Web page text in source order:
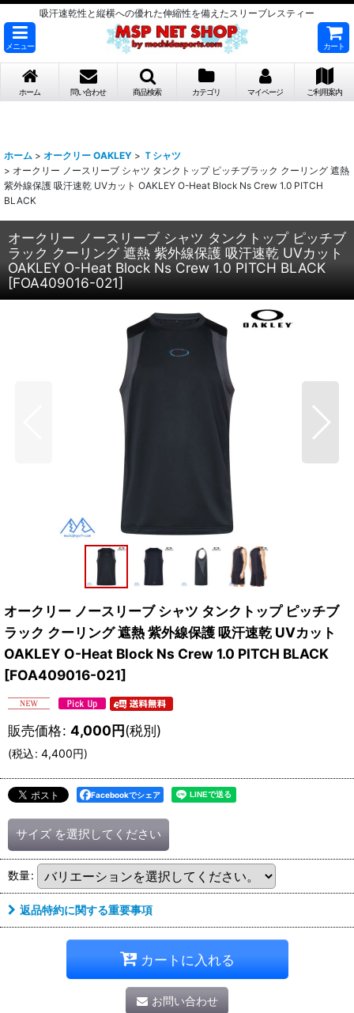
吸汗速乾性と縦横への優れた伸縮性を備えたスリーブレスティー
メニュー カート
ホーム 問い合わせ 商品検索 カテゴリ マイページ ご利用案内
ホーム > オークリー OAKLEY > Ｔシャツ
> オークリー ノースリーブ シャツ タンクトップ ピッチブラック クーリング 遮熱
紫外線保護 吸汗速乾 UVカット OAKLEY O-Heat Block Ns Crew 1.0 PITCH
BLACK
オークリー ノースリーブ シャツ タンクトップ ピッチブ
ラック クーリング 遮熱 紫外線保護 吸汗速乾 UVカット
OAKLEY O-Heat Block Ns Crew 1.0 PITCH BLACK
[FOA409016-021]
オークリー ノースリーブ シャツ タンクトップ ピッチブ
ラック クーリング 遮熱 紫外線保護 吸汗速乾 UVカット
OAKLEY O-Heat Block Ns Crew 1.0 PITCH BLACK
[FOA409016-021]
販売価格: 4,000円(税別)
(税込: 4,400円)
Facebookでシェア
サイズ を選択してください
数量:
返品特約に関する重要事項
カートに入れる
お問い合わせ